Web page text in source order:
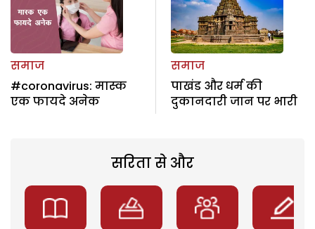
समाज
#coronavirus: मास्क
एक फायदे अनेक
समाज
पाखंड और धर्म की
दुकानदारी जान पर भारी
सरिता से और